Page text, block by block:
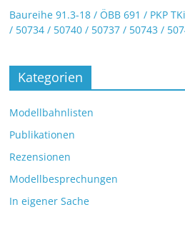
Baureihe 91.3-18 / ÖBB 691 / PKP
/ 50734 / 50740 / 50737 / 50743 /
Kategorien
Modellbahnlisten
Publikationen
Rezensionen
Modellbesprechungen
In eigener Sache